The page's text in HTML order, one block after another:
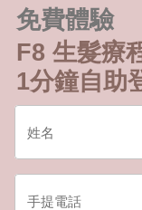
免費體驗
F8 生髮療
1分鐘自助